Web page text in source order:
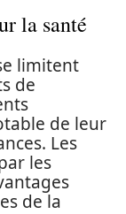
la santé
limitent
de
de leur
Les
les
de la